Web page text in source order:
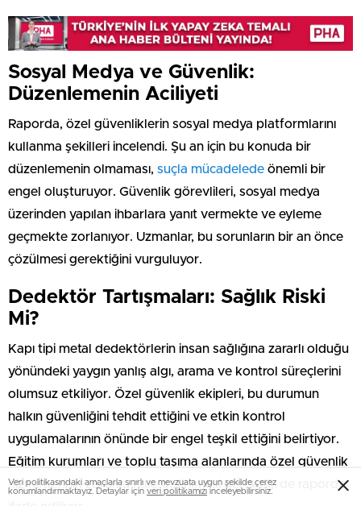
Sosyal Medya ve Güvenlik:
Düzenlemenin Aciliyeti
Raporda, özel güvenliklerin sosyal medya platformlarını
kullanma şekilleri incelendi. Şu an için bu konuda bir
düzenlemenin olmaması, suçla mücadelede önemli bir
engel oluşturuyor. Güvenlik görevlileri, sosyal medya
üzerinden yapılan ihbarlara yanıt vermekte ve eyleme
geçmekte zorlanıyor. Uzmanlar, bu sorunların bir an önce
çözülmesi gerektiğini vurguluyor.
Dedektör Tartışmaları: Sağlık Riski
Mi?
Kapı tipi metal dedektörlerin insan sağlığına zararlı olduğu
yönündeki yaygın yanlış algı, arama ve kontrol süreçlerini
olumsuz etkiliyor. Özel güvenlik ekipleri, bu durumun
halkın güvenliğini tehdit ettiğini ve etkin kontrol
uygulamalarının önünde bir engel teşkil ettiğini belirtiyor.
Eğitim kurumları ve toplu taşıma alanlarında özel güvenlik
hizmetlerinin zorunlu hale getirilmesi gerektiği de raporda
Veri politikasındaki amaçlarla sınırlı ve mevzuata uygun şekilde çerez
konumlandırmaktayız. Detaylar için veri politikamızı inceleyebilirsiniz.